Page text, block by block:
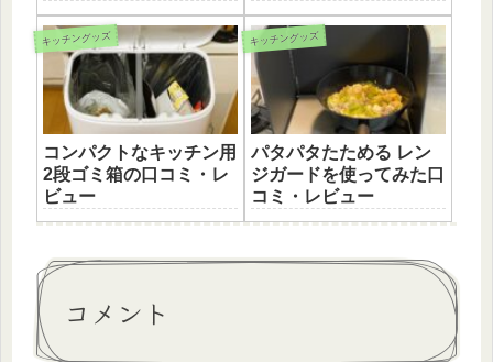
キッチングッズ
コンパクトなキッチン用
2段ゴミ箱の口コミ・レ
ビュー
キッチングッズ
パタパタたためる レン
ジガードを使ってみた口
コミ・レビュー
コメント